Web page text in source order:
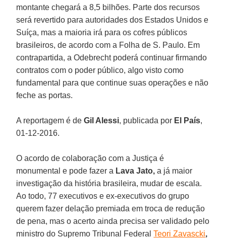
montante chegará a 8,5 bilhões. Parte dos recursos
será revertido para autoridades dos Estados Unidos e
Suíça, mas a maioria irá para os cofres públicos
brasileiros, de acordo com a Folha de S. Paulo. Em
contrapartida, a Odebrecht poderá continuar firmando
contratos com o poder público, algo visto como
fundamental para que continue suas operações e não
feche as portas.
A reportagem é deGil Alessi, publicada por El País,
01-12-2016.
O acordo de colaboração com a Justiça é
monumental e pode fazer a Lava Jato, a já maior
investigação da história brasileira, mudar de escala.
Ao todo, 77 executivos e ex-executivos do grupo
querem fazer delação premiada em troca de redução
de pena, mas o acerto ainda precisa ser validado pelo
ministro do Supremo Tribunal FederalTeori Zavascki,